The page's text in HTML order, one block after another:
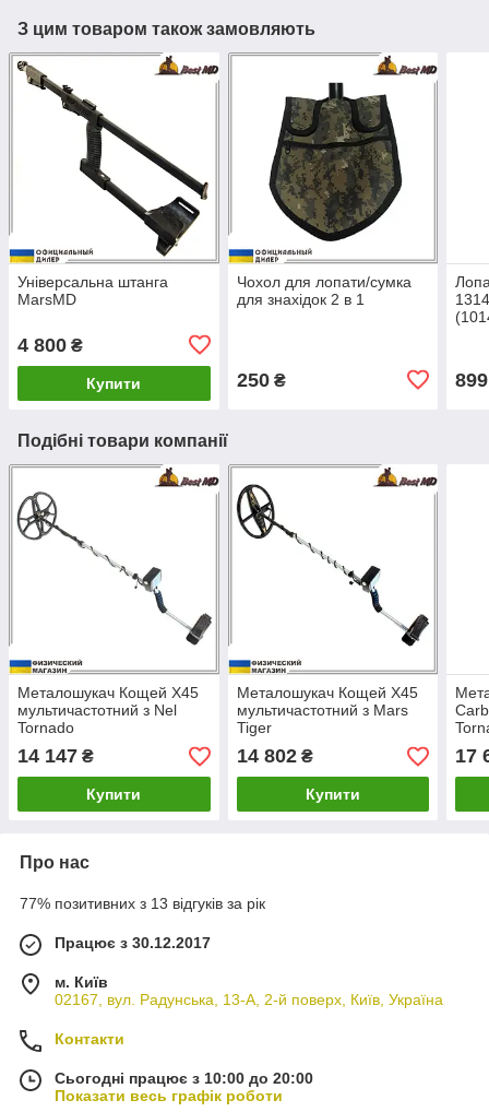
З цим товаром також замовляють
Універсальна штанга
MarsMD
4 800 ₴
Купити
Чохол для лопати/сумка
для знахідок 2 в 1
250₴ 899
Подібні товари компанії
Металошукач Кощей Х45
мультичастотний з Nel
Tornado
14 147 ₴
Купити
Металошукач Кощей Х45
мультичастотний з Mars
Tiger
14 802₴
Купити
17
Про нас
77% позитивних з 13 відгуків за рік
Працює з 30.12.2017
м. Київ
02167, вул. Радунська, 13-А, 2-й поверх, Київ, Україна
Контакти
Сьогодні працює з 10:00 до 20:00
Показати весь графік роботи